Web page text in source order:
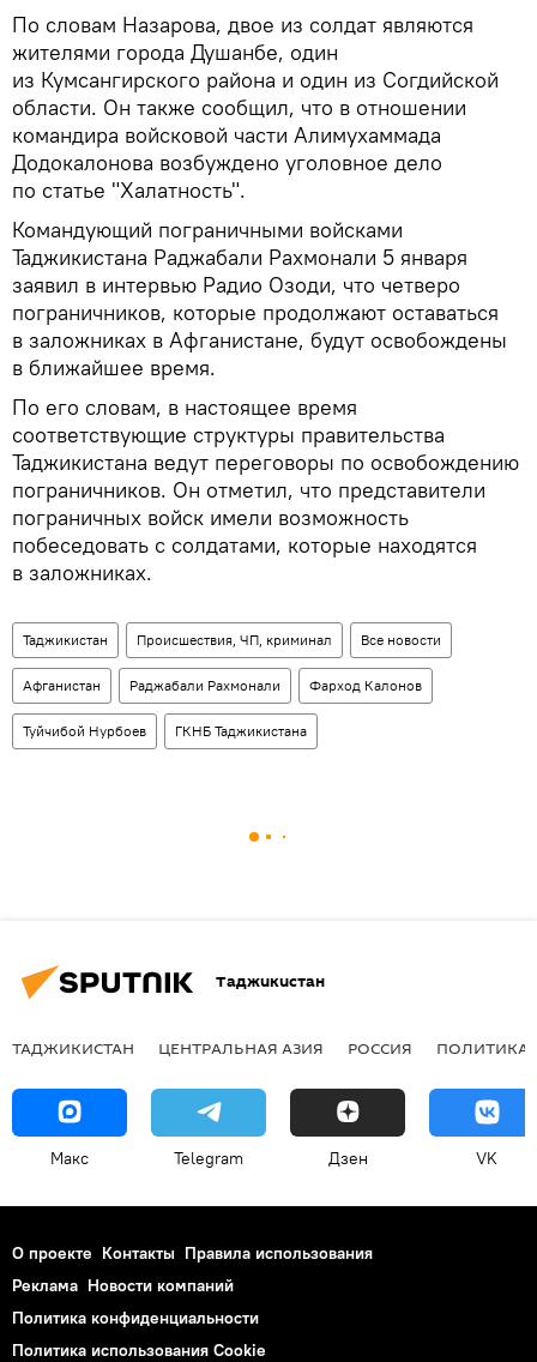
По словам Назарова, двое из солдат являются
жителями города Душанбе, один
из Кумсангирского района и один из Согдийской
области. Он также сообщил, что в отношении
командира войсковой части Алимухаммада
Додокалонова возбуждено уголовное дело
по статье "Халатность".
Командующий пограничными войсками
Таджикистана Раджабали Рахмонали 5 января
заявил в интервью Радио Озоди, что четверо
пограничников, которые продолжают оставаться
в заложниках в Афганистане, будут освобождены
в ближайшее время.
По его словам, в настоящее время
соответствующие структуры правительства
Таджикистана ведут переговоры по освобождению
пограничников. Он отметил, что представители
пограничных войск имели возможность
побеседовать с солдатами, которые находятся
в заложниках.
Таджикистан Происшествия, ЧП, криминал Все новости
Афганистан Раджабали Рахмонали Фарход Калонов
Туйчибой Нурбоев ГКНБ Таджикистана
Таджикистан
ТАДЖИКИСТАН ЦЕНТРАЛЬНАЯ АЗИЯ РОССИЯ ПОЛИТИКА
Макс Telegram Дзен VK
О проекте Контакты Правила использования
Реклама Новости компаний
Политика конфиденциальности
Политика использования Cookie